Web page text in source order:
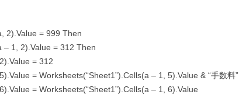
2).Value = 999 Then
– 1, 2).Value = 312 Then
= 312
= Worksheets(“Sheet1”).Cells(a – 1, 5).Value & “手数料”
= Worksheets(“Sheet1”).Cells(a – 1, 6).Value